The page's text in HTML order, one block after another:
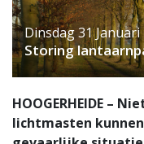
Dinsdag 31 Januari
Storing
HOOGERHEIDE –
lichtmasten